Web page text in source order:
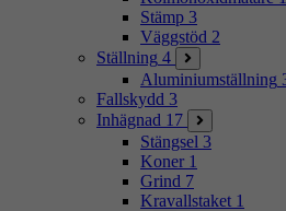
Stämp 3
Väggstöd 2
Ställning 4
Aluminiumställning
Fallskydd 3
Inhägnad 17
Stängsel 3
Koner 1
Grind 7
Kravallstaket 1